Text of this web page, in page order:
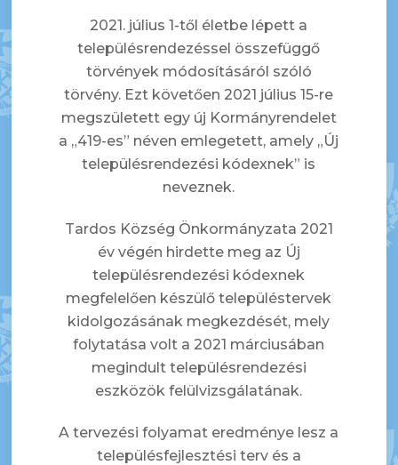
2021. július 1-től életbe lépett a
településrendezéssel összefüggő
törvények módosításáról szóló
törvény. Ezt követően 2021 július 15-re
megszületett egy új Kormányrendelet
a „419-es” néven emlegetett, amely „Új
településrendezési kódexnek” is
neveznek.
Tardos Község Önkormányzata 2021
év végén hirdette meg az Új
településrendezési kódexnek
megfelelően készülő településtervek
kidolgozásának megkezdését, mely
folytatása volt a 2021 márciusában
megindult településrendezési
eszközök felülvizsgálatának.
A tervezési folyamat eredménye lesz a
településfejlesztési terv és a